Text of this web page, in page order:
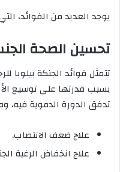
يوجد العديد من الفوائد،
تحسين الصحة
تتمثل فوائد الجنكة بيلوبا
بسبب قدرتها على توسيع
تدفق الدورة الدموية فيه،
علاج ضعف الانتصاب.
علاج انخفاض الرغبة